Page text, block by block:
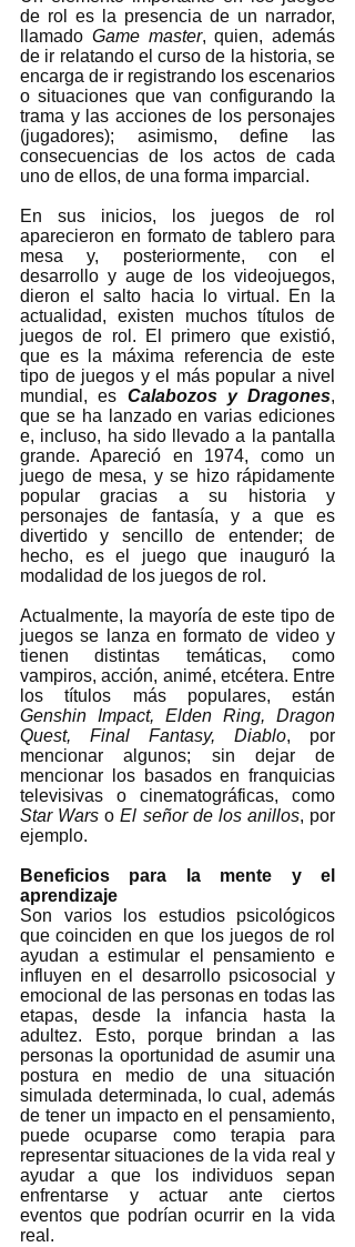
de rol es la presencia de un narrador,
llamado Game master, quien, además
de ir relatando el curso de la historia, se
encarga de ir registrando los escenarios
o situaciones que van configurando la
trama y las acciones de los personajes
(jugadores); asimismo, define las
consecuencias de los actos de cada
uno de ellos, de una forma imparcial.
En sus inicios, los juegos de rol
aparecieron en formato de tablero para
mesa y, posteriormente, con el
desarrollo y auge de los videojuegos,
dieron el salto hacia lo virtual. En la
actualidad, existen muchos títulos de
juegos de rol. El primero que existió,
que es la máxima referencia de este
tipo de juegos y el más popular a nivel
mundial, es Calabozos y Dragones,
que se ha lanzado en varias ediciones
e, incluso, ha sido llevado a la pantalla
grande. Apareció en 1974, como un
juego de mesa, y se hizo rápidamente
popular gracias a su historia y
personajes de fantasía, y a que es
divertido y sencillo de entender; de
hecho, es el juego que inauguró la
modalidad de los juegos de rol.
Actualmente, la mayoría de este tipo de
juegos se lanza en formato de video y
tienen distintas temáticas, como
vampiros, acción, animé, etcétera. Entre
Genshin Impact, Elden Ring, Dragon
Quest, Final Fantasy, Diablo, por
mencionar algunos; sin dejar de
mencionar los basados en franquicias
Star Wars o El señor de los anillos, por
ejemplo.
Beneficios para la mente y el
aprendizaje
Son varios los estudios psicológicos
que coinciden en que los juegos de rol
ayudan a estimular el pensamiento e
influyen en el desarrollo psicosocial y
emocional de las personas en todas las
etapas, desde la infancia hasta la
adultez. Esto, porque brindan a las
personas la oportunidad de asumir una
postura en medio de una situación
simulada determinada, lo cual, además
de tener un impacto en el pensamiento,
puede ocuparse como terapia para
representar situaciones de la vida real y
ayudar a que los individuos sepan
enfrentarse y actuar ante ciertos
eventos que podrían ocurrir en la vida
real.